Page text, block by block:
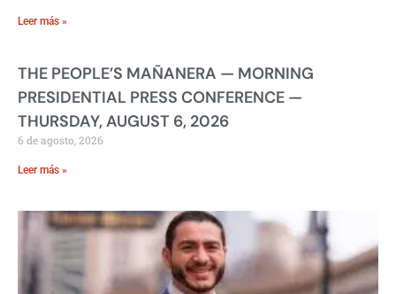
Leer más »
THE PEOPLE’S MAÑANERA — MORNING
PRESIDENTIAL PRESS CONFERENCE —
THURSDAY, AUGUST 6, 2026
6 de agosto, 2026
Leer más »